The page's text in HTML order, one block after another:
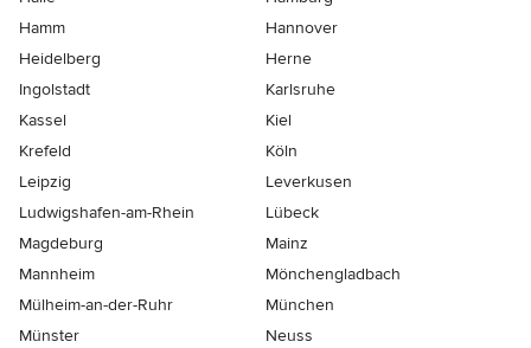
Hamm
Hannover
Heidelberg
Herne
Ingolstadt
Karlsruhe
Kassel
Kiel
Krefeld
Köln
Leipzig
Leverkusen
Ludwigshafen-am-Rhein
Lübeck
Magdeburg
Mainz
Mannheim
Mönchen­gladbach
Mülheim-an-der-Ruhr
München
Münster
Neuss